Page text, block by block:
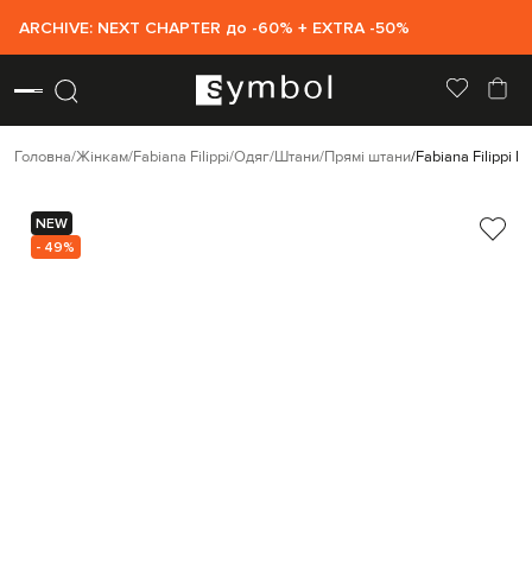
ARCHIVE: NEXT CHAPTER до -60% + EXTRA -50%
Головна Жінкам Fabiana Filippi Одяг Штани Прямі штани Fabiana Filippi
NEW
- 49%